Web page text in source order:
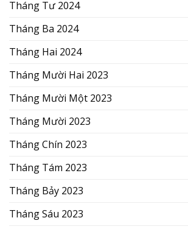
Tháng Tư 2024
Tháng Ba 2024
Tháng Hai 2024
Tháng Mười Hai 2023
Tháng Mười Một 2023
Tháng Mười 2023
Tháng Chín 2023
Tháng Tám 2023
Tháng Bảy 2023
Tháng Sáu 2023